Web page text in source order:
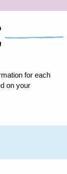
for each
on your